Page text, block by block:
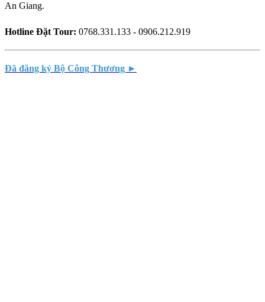
An Giang.
Hotline Đặt Tour: 0768.331.133 - 0906.212.919
Đã đăng ký Bộ Công Thương ►